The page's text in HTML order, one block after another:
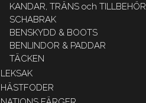
KANDAR, TRÄNS och TILLBEHÖR
SCHABRAK
BENSKYDD & BOOTS
BENLINDOR & PADDAR
TÄCKEN
LEKSAK
HÄSTFODER